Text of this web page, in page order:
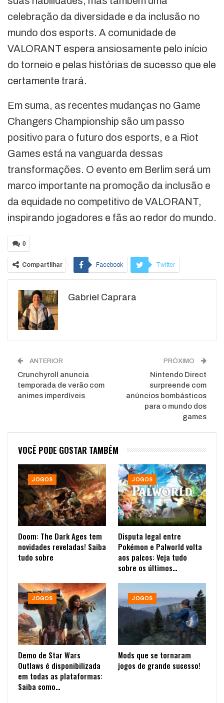
celebração da diversidade e da inclusão no
mundo dos esports. A comunidade de
VALORANT espera ansiosamente pelo início
do torneio e pelas histórias de sucesso que ele
certamente trará.
Em suma, as recentes mudanças no Game
Changers Championship são um passo
positivo para o futuro dos esports, e a Riot
Games está na vanguarda dessas
transformações. O evento em Berlim será um
marco importante na promoção da inclusão e
da equidade no competitivo de VALORANT,
inspirando jogadores e fãs ao redor do mundo.
0
Compartilhar Facebook Twitter
WhatsApp
Gabriel Caprara
ANTERIOR
Crunchyroll anuncia
temporada de verão com
animes imperdíveis
PRÓXIMO
Nintendo Direct
surpreende com
anúncios bombásticos
para o mundo dos
games
VOCÊ PODE GOSTAR TAMBÉM
JOGOS
Doom: The Dark Ages tem
novidades reveladas! Saiba
tudo sobre
JOGOS
Disputa legal entre
Pokémon e Palworld volta
aos palcos: Veja tudo
sobre os últimos…
JOGOS
Demo de Star Wars
Outlaws é disponibilizada
em todas as plataformas:
Saiba como…
JOGOS
Mods que se tornaram
jogos de grande sucesso!